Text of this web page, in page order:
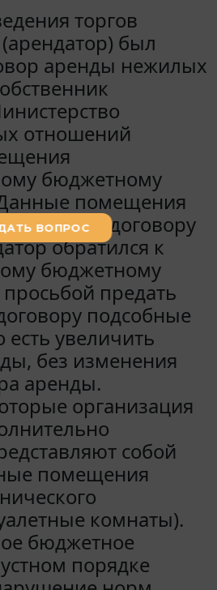
торгов
был
аренды нежилых
отношений
бюджетному
помещения
по договору
обратился к
бюджетному
предать
подсобные
увеличить
без изменения
аренды.
организация
собой
помещения
комнаты).
бюджетное
порядке